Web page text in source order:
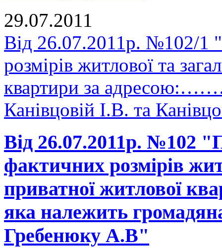
29.07.2011
Від 26.07.2011р. №102/1
розмірів житлової та
квартири за
Канівцовій І.В. та
Від 26.07.2011р. №102
фактичних розмірів
приватної житлової
яка належить
Гребенюку А.В"